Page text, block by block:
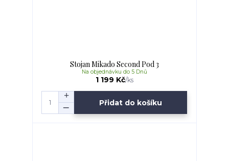
Stojan Mikado Second Pod 3
1 199 Kč/ks
Na objednávku do 5 Dnů
Přidat do košíku